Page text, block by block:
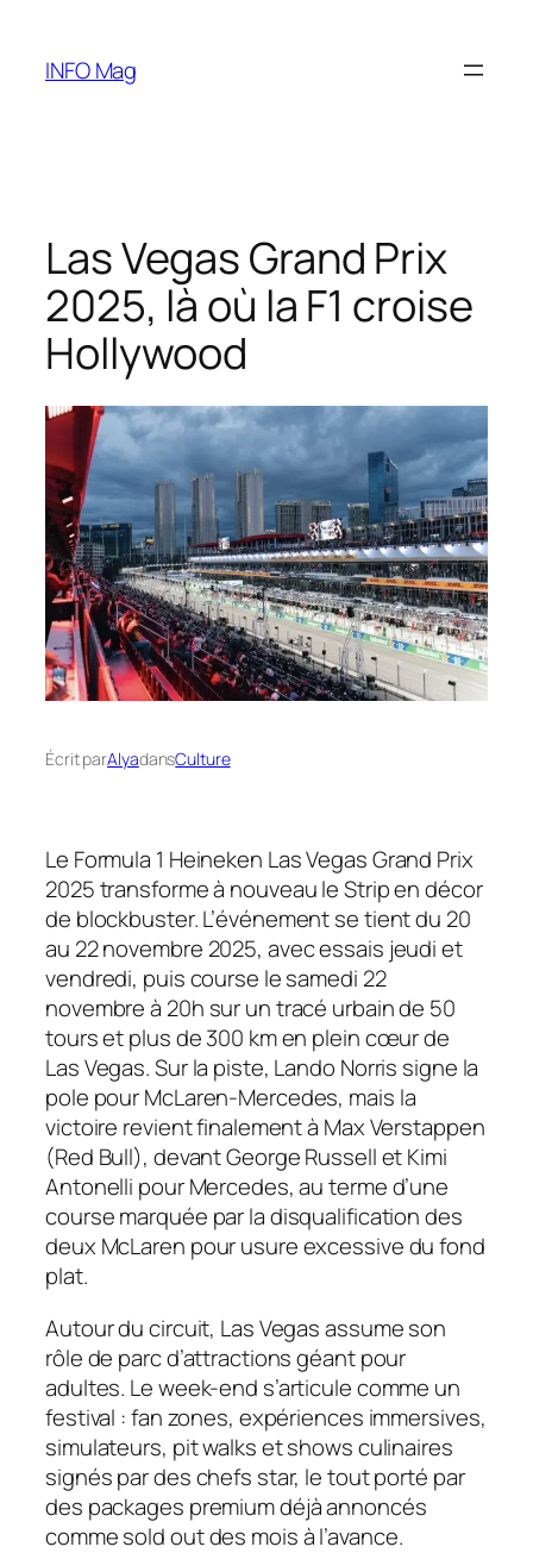
contenu
INFO Mag
Las Vegas Grand Prix
2025, là où la F1 croise
Hollywood
Écrit parAlyadansCulture
Le Formula 1 Heineken Las Vegas Grand Prix
2025 transforme à nouveau le Strip en décor
de blockbuster. L’événement se tient du 20
au 22 novembre 2025, avec essais jeudi et
vendredi, puis course le samedi 22
novembre à 20h sur un tracé urbain de 50
tours et plus de 300 km en plein cœur de
Las Vegas. Sur la piste, Lando Norris signe la
pole pour McLaren-Mercedes, mais la
victoire revient finalement à Max Verstappen
(Red Bull), devant George Russell et Kimi
Antonelli pour Mercedes, au terme d’une
course marquée par la disqualification des
deux McLaren pour usure excessive du fond
plat.
Autour du circuit, Las Vegas assume son
rôle de parc d’attractions géant pour
adultes. Le week-end s’articule comme un
festival : fan zones, expériences immersives,
simulateurs, pit walks et shows culinaires
signés par des chefs star, le tout porté par
des packages premium déjà annoncés
comme sold out des mois à l’avance.